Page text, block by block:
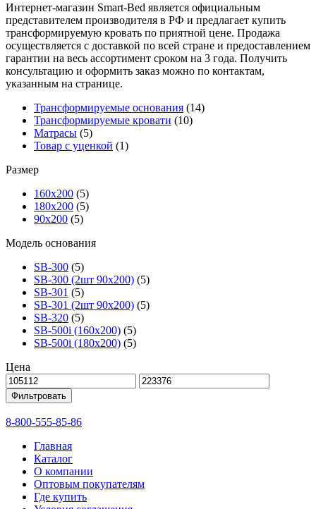
Интернет-магазин Smart-Bed является официальным
представителем производителя в РФ и предлагает купить
трансформируемую кровать по приятной цене. Продажа
осуществляется с доставкой по всей стране и предоставлением
гарантии на весь ассортимент сроком на 3 года. Получить
консультацию и оформить заказ можно по контактам,
указанным на странице.
Трансформируемые основания (14)
Трансформируемые кровати (10)
Матрасы (5)
Товар с уценкой (1)
Размер
160х200 (5)
180х200 (5)
90х200 (5)
Модель основания
SB-300 (5)
SB-300 (2шт 90х200) (5)
SB-301 (5)
SB-301 (2шт 90х200) (5)
SB-320 (5)
SB-500i (160x200) (5)
SB-500i (180x200) (5)
Цена
Фильтровать
8-800-555-85-86
Главная
Каталог
О компании
Оптовым покупателям
Где купить